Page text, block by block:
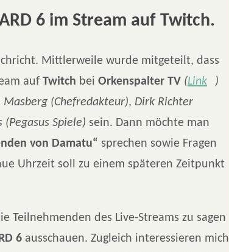
6 im Stream auf Twitch.
Mittlerweile wurde mitgeteilt, dass
auf Twitch bei Orkenspalter TV (Link
)
Masberg (Chefredakteur), Dirk Richter
(Pegasus Spiele) sein. Dann möchte man
von Damatu“ sprechen sowie Fragen
Uhrzeit soll zu einem späteren Zeitpunkt
Teilnehmenden des Live-Streams zu sagen
6 ausschauen. Zugleich interessieren mich